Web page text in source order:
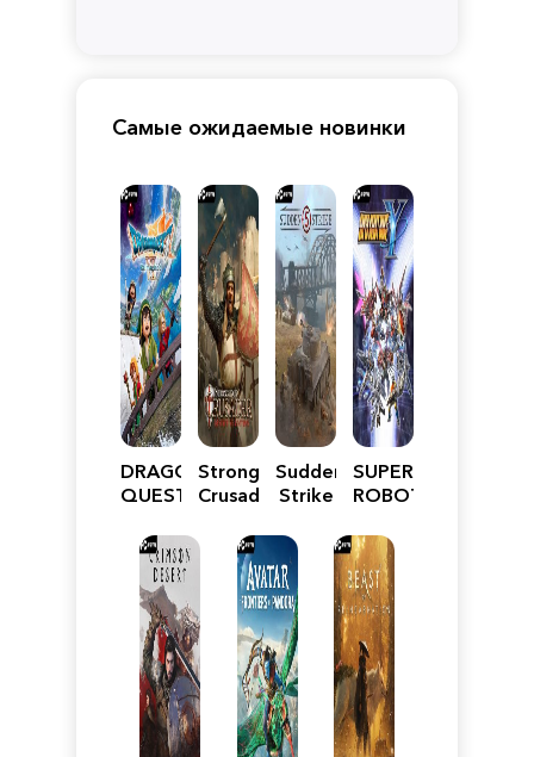
Самые ожидаемые новинки
DRAGON
QUEST
Reimagined
Stronghold
Crusader:
Edition
Sudden
Strike
SUPER
ROBOT
Y